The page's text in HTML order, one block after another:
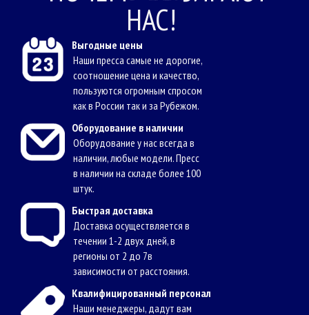
НАС!
Выгодные цены
Наши пресса самые не дорогие,
соотношение цена и качество,
пользуются огромным спросом
как в России так и за Рубежом.
Оборудование в наличии
Оборудование у нас всегда в
наличии, любые модели. Пресс
в наличии на складе более 100
штук.
Быстрая доставка
Доставка осуществляется в
течении 1-2 двух дней, в
регионы от 2 до 7в
зависимости от расстояния.
Квалифицированный персонал
Наши менеджеры, дадут вам